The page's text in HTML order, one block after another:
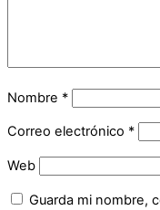
Nombre *
Correo electrónico *
Web
Guarda mi nombre,